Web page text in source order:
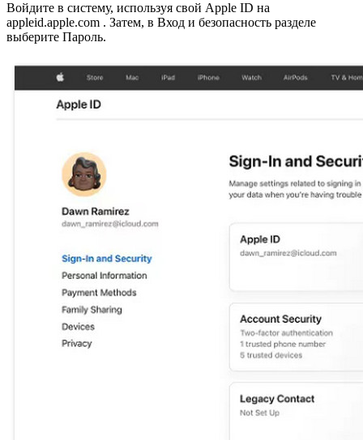
Войдите в систему, используя свой Apple ID на
appleid.apple.com . Затем, в Вход и безопасность разделе
выберите Пароль.